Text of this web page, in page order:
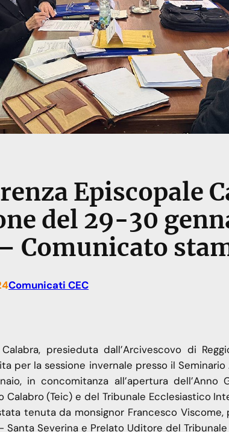
Episcopale
del 29-30
Comunicato
Comunicati CEC
presieduta dall’Arcivescovo di
per la sessione invernale presso il Seminario
in concomitanza all’apertura dell’Anno
(Teic) e del Tribunale Ecclesiastico
tenuta da monsignor Francesco
Severina e Prelato Uditore del